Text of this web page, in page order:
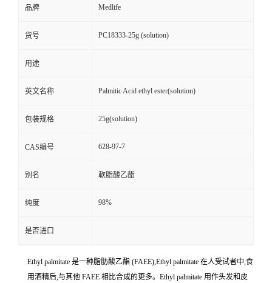
品牌 Medlife
货号 PC18333-25g (solution)
用途
英文名称 Palmitic Acid ethyl ester(solution)
包装规格 25g(solution)
CAS编号 628-97-7
别名 軟脂酸乙酯
纯度 98%
是否进口
Ethyl palmitate 是一种脂肪酸乙酯 (FAEE),Ethyl palmitate 在人受试者中,食
用酒精后,与其他 FAEE 相比合成的更多。Ethyl palmitate 用作头发和皮